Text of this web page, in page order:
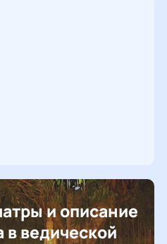
и описание
в ведической